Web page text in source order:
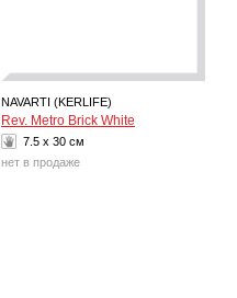
NAVARTI (KERLIFE)
Rev. Metro Brick White
7.5 x 30 см
нет в продаже